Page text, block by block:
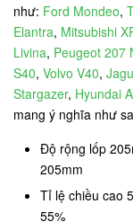
như: Ford Mondeo,
Elantra, Mitsubishi
Livina, Peugeot 207
S40, Volvo V40,
Stargazer, Hyundai
mang ý nghĩa như
Độ rộng lốp
205mm
Tỉ lệ chiều cao
55%